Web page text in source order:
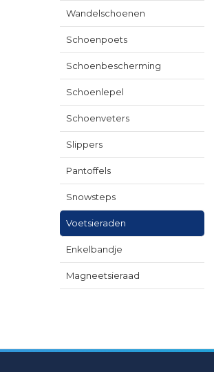
Wandelschoenen
Schoenpoets
Schoenbescherming
Schoenlepel
Schoenveters
Slippers
Pantoffels
Snowsteps
Voetsieraden
Enkelbandje
Magneetsieraad